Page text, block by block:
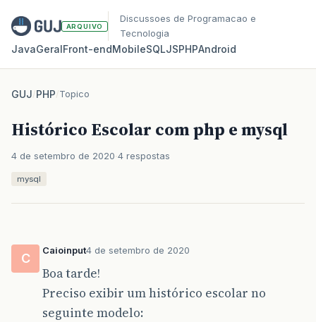
ARQUIVO
Discussoes de Programacao e
Tecnologia
JavaGeralFront‑endMobileSQLJSPHPAndroid
GUJ/PHP/Topico
Histórico Escolar com php e mysql
4 de setembro de 2020 4 respostas
mysql
C
Caioinput4 de setembro de 2020
Boa tarde!
Preciso exibir um histórico escolar no
seguinte modelo: